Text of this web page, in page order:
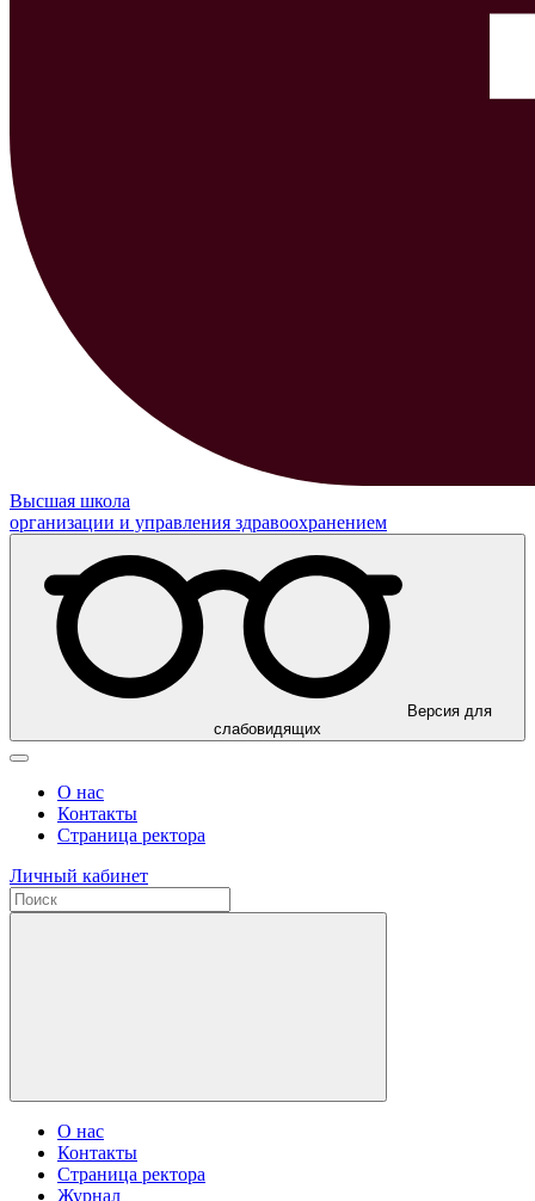
Высшая школа
организации и управления здравоохранением
Версия для
слабовидящих
О нас
Контакты
Страница ректора
Личный кабинет
О нас
Контакты
Страница ректора
Журнал